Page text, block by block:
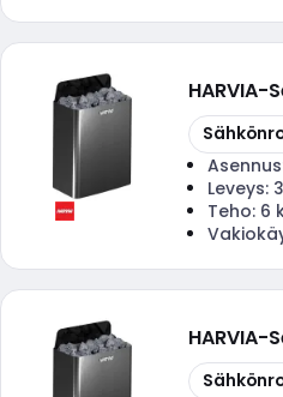
HARVIA-
Kopioi
Leveys:
Teho: 6
HARVIA-
Kopioi